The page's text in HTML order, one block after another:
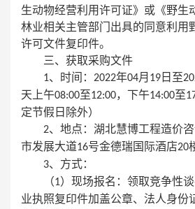
生动物经营利用许可证》或《野生
林业相关主管部门出具的同意利用
许可文件复印件。
三、获取采购文件
1、时间： 2022年04月 19 日至
天上午08:00至12:00，下午14:00至
定节假日除外）
2、地点：湖北慧博工程造价
市发展大道16号金德瑞国际酒店20
3、方式：
（1） 现场报名：领取竞争性
业执照复印件加盖公章、法人身份